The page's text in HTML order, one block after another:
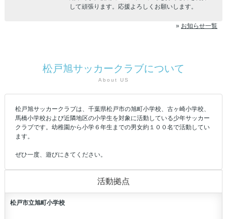
して頑張ります。応援よろしくお願いします。
» お知らせ一覧
松戸旭サッカークラブについて
About US
松戸旭サッカークラブは、千葉県松戸市の旭町小学校、古ヶ崎小学校、
馬橋小学校および近隣地区の小学生を対象に活動している少年サッカー
クラブです。幼稚園から小学６年生までの男女約１００名で活動してい
ます。
ぜひ一度、遊びにきてください。
活動拠点
松戸市立旭町小学校